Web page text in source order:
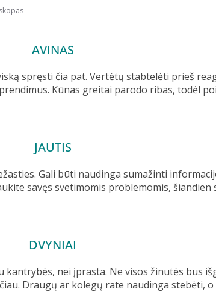
AVINAS
spręsti čia pat. Vertėtų stabtelėti prieš
Kūnas greitai parodo ribas, todėl
JAUTIS
Gali būti naudinga sumažinti
savęs svetimomis problemomis, šiandien
DVYNIAI
kantrybės, nei įprasta. Ne visos žinutės bus
Draugų ar kolegų rate naudinga stebėti, o